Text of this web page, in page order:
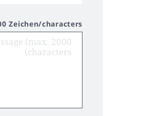
Zeichen/characters)